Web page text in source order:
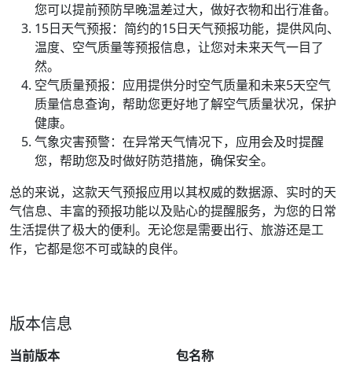
您可以提前预防早晚温差过大，做好衣物和出行准备。
15日天气预报：简约的15日天气预报功能，提供风向、
温度、空气质量等预报信息，让您对未来天气一目了
然。
空气质量预报：应用提供分时空气质量和未来5天空气
质量信息查询，帮助您更好地了解空气质量状况，保护
健康。
气象灾害预警：在异常天气情况下，应用会及时提醒
您，帮助您及时做好防范措施，确保安全。
总的来说，这款天气预报应用以其权威的数据源、实时的天
气信息、丰富的预报功能以及贴心的提醒服务，为您的日常
生活提供了极大的便利。无论您是需要出行、旅游还是工
作，它都是您不可或缺的良伴。
版本信息
当前版本
包名称